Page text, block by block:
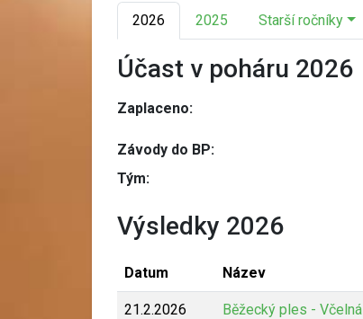
2026 2025 Starší ročníky
Účast v poháru 2026
Zaplaceno:
Závody do BP:
Tým:
Výsledky 2026
Datum Název
21.2.2026 Běžecký ples - Včelná